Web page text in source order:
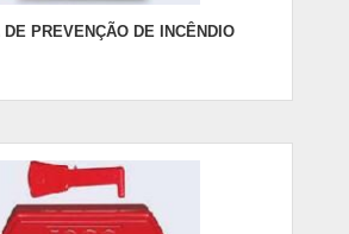
PREVENÇÃO DE INCÊNDIO